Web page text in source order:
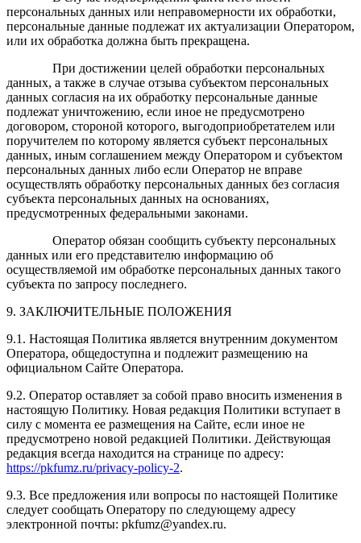
персональных данных или неправомерности их обработки,
персональные данные подлежат их актуализации Оператором,
или их обработка должна быть прекращена.
При достижении целей обработки персональных
данных, а также в случае отзыва субъектом персональных
данных согласия на их обработку персональные данные
подлежат уничтожению, если иное не предусмотрено
договором, стороной которого, выгодоприобретателем или
поручителем по которому является субъект персональных
данных, иным соглашением между Оператором и субъектом
персональных данных либо если Оператор не вправе
осуществлять обработку персональных данных без согласия
субъекта персональных данных на основаниях,
предусмотренных федеральными законами.
Оператор обязан сообщить субъекту персональных
данных или его представителю информацию об
осуществляемой им обработке персональных данных такого
субъекта по запросу последнего.
9. ЗАКЛЮЧИТЕЛЬНЫЕ ПОЛОЖЕНИЯ
9.1. Настоящая Политика является внутренним документом
Оператора, общедоступна и подлежит размещению на
официальном Сайте Оператора.
9.2. Оператор оставляет за собой право вносить изменения в
настоящую Политику. Новая редакция Политики вступает в
силу с момента ее размещения на Сайте, если иное не
предусмотрено новой редакцией Политики. Действующая
редакция всегда находится на странице по адресу:
https://pkfumz.ru/privacy-policy-2.
9.3. Все предложения или вопросы по настоящей Политике
следует сообщать Оператору по следующему адресу
электронной почты: pkfumz@yandex.ru.